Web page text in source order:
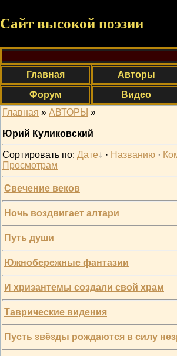
Сайт высокой поэзии
Главная
Авторы
Форум
Видео
Главная » АВТОРЫ »
Юрий Куликовский
Сортировать по: Дате · Названию ·
Просмотрам
Свечение веков
Ночь воздвигает алтари
Путь души
Южнобережные фантазии
И хризантемы создали свой храм
Таврические видения
Пусть звёзды рождаются в силу